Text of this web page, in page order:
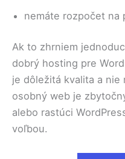
nemáte rozpočet na
Ak to zhrniem
dobrý hosting pre
je dôležitá kvalita a nie
osobný web je
alebo rastúci
voľbou.